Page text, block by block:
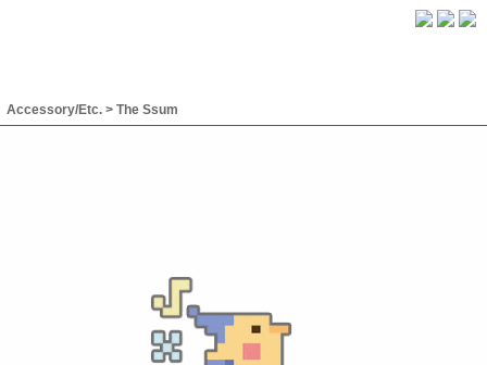
Accessory/Etc. > The Ssum